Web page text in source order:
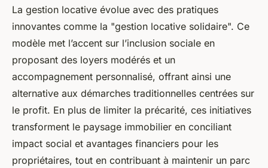
Gestion locative : une
approche innovante et éthique
du marché
armand•20 avril 2025•6 min de lecture
La gestion locative évolue avec des pratiques
innovantes comme la "gestion locative solidaire". Ce
modèle met l’accent sur l’inclusion sociale en
proposant des loyers modérés et un
accompagnement personnalisé, offrant ainsi une
alternative aux démarches traditionnelles centrées sur
le profit. En plus de limiter la précarité, ces initiatives
transforment le paysage immobilier en conciliant
impact social et avantages financiers pour les
propriétaires, tout en contribuant à maintenir un parc